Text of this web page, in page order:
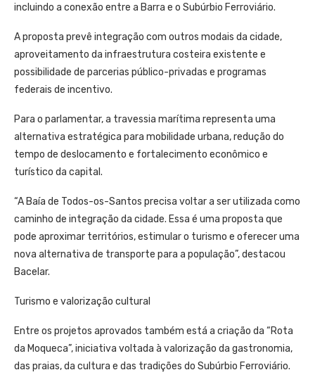
incluindo a conexão entre a Barra e o Subúrbio Ferroviário.
A proposta prevê integração com outros modais da cidade,
aproveitamento da infraestrutura costeira existente e
possibilidade de parcerias público-privadas e programas
federais de incentivo.
Para o parlamentar, a travessia marítima representa uma
alternativa estratégica para mobilidade urbana, redução do
tempo de deslocamento e fortalecimento econômico e
turístico da capital.
“A Baía de Todos-os-Santos precisa voltar a ser utilizada como
caminho de integração da cidade. Essa é uma proposta que
pode aproximar territórios, estimular o turismo e oferecer uma
nova alternativa de transporte para a população”, destacou
Bacelar.
Turismo e valorização cultural
Entre os projetos aprovados também está a criação da “Rota
da Moqueca”, iniciativa voltada à valorização da gastronomia,
das praias, da cultura e das tradições do Subúrbio Ferroviário.